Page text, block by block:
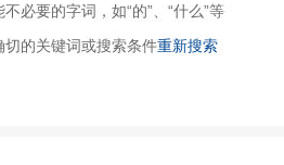
不必要的字词，如“的”、“什么”等
切的关键词或搜索条件重新搜索